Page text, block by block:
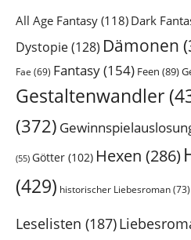
All Age Fantasy (118) Dark
Dystopie(128) Dämonen
Fae (69) Fantasy(154) Feen (89)
Gestaltenwandler
(372)
(55) Götter (102) Hexen (286)
(429) historischer Liebesroman(73)
Leselisten (187)